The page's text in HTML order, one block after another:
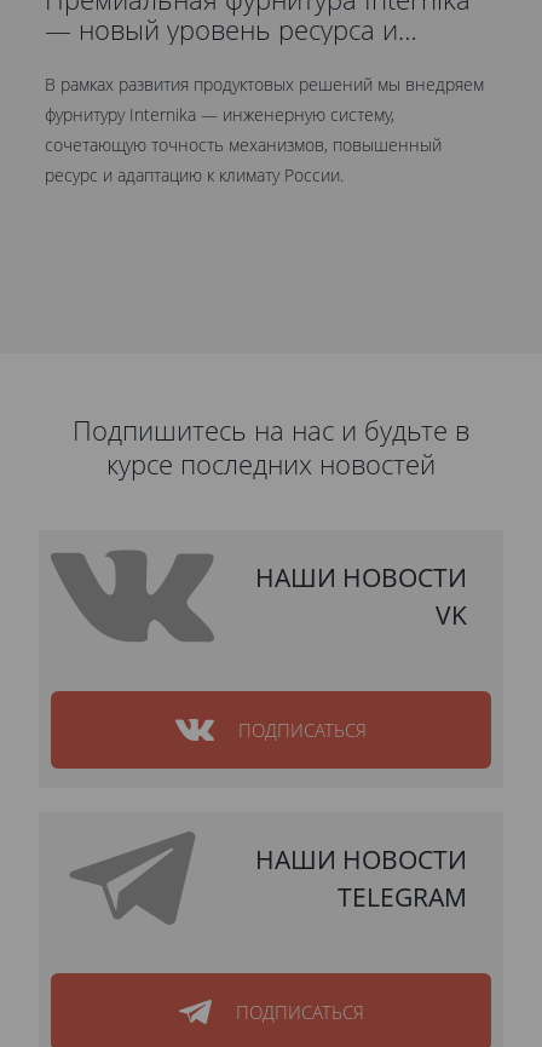
— новый уровень ресурса и
В рамках развития продуктовых решений мы внедряем
фурнитуру Internika — инженерную систему,
сочетающую точность механизмов, повышенный
ресурс и адаптацию к климату России.
Подпишитесь на нас и будьте в
курсе последних новостей
НАШИ НОВОСТИ
VK
ПОДПИСАТЬСЯ
НАШИ НОВОСТИ
TELEGRAM
ПОДПИСАТЬСЯ